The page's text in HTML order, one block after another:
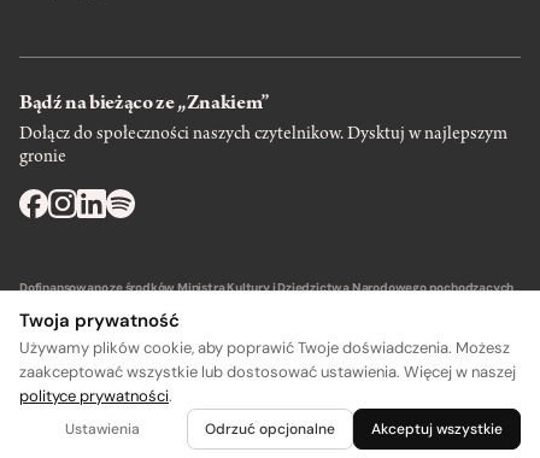
Bądź na bieżąco ze „Znakiem”
Dołącz do społeczności naszych czytelnikow. Dysktuj w najlepszym
gronie
Dofinansowano ze środków Ministra Kultury i Dziedzictwa Narodowego pochodzących
Wydawca: SIW Znak w Krakowie
Twoja prywatność
Używamy plików cookie, aby poprawić Twoje doświadczenia. Możesz
zaakceptować wszystkie lub dostosować ustawienia. Więcej w naszej
polityce prywatności.
Ustawienia Odrzuć opcjonalne Akceptuj wszystkie